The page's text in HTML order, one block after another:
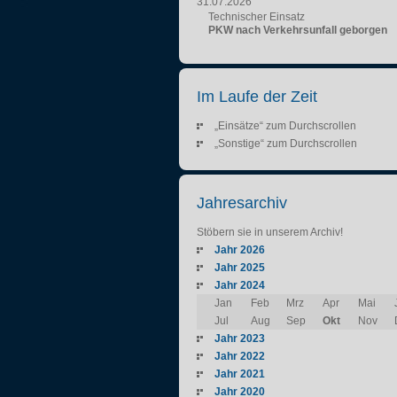
Technischer Einsatz
PKW nach Verkehrsunfall geborgen
Im Laufe der Zeit
„Einsätze“ zum Durchscrollen
„Sonstige“ zum Durchscrollen
Jahresarchiv
Stöbern sie in unserem Archiv!
Jahr 2026
Jahr 2025
Jahr 2024
Jan
Feb Mrz Apr Mai
Jul
Aug Sep Okt Nov
Jahr 2023
Jahr 2022
Jahr 2021
Jahr 2020